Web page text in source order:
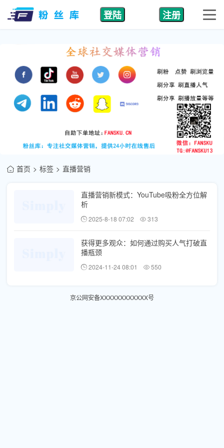
登陆 注册
首页 标签 直播营销
直播营销新模式：YouTube吸粉全方位解
析
2025-8-18 07:02 313
获得更多观众：如何通过购买人气打破直
播瓶颈
2024-11-24 08:01 550
京公网安备XXXXXXXXXXXX号